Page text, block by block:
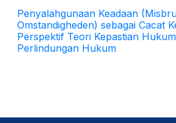
Penyalahgunaan Keadaan
Omstandigheden) sebagai Cacat
Perspektif Teori Kepastian
Perlindungan Hukum